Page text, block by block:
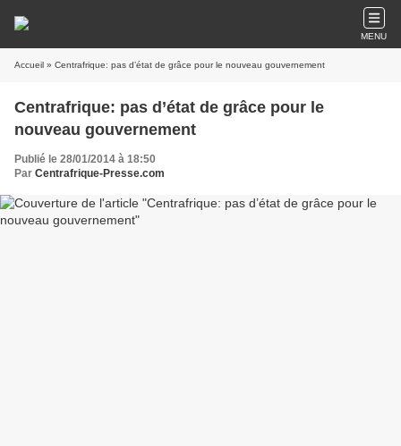
MENU
Accueil » Centrafrique: pas d’état de grâce pour le nouveau gouvernement
Centrafrique: pas d’état de grâce pour le
nouveau gouvernement
Publié le 28/01/2014 à 18:50
Par Centrafrique-Presse.com